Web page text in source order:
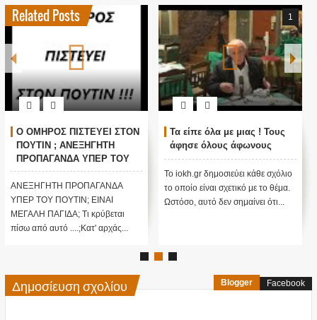
Related Posts
Ο ΟΜΗΡΟΣ ΠΙΣΤΕΥΕΙ ΣΤΟΝ
ΠΟΥΤΙΝ ; ΑΝΕΞΗΓΗΤΗ
ΠΡΟΠΑΓΑΝΔΑ ΥΠΕΡ ΤΟΥ
ΠΟΥΤΙΝ;
ΑΝΕΞΗΓΗΤΗ ΠΡΟΠΑΓΑΝΔΑ
ΥΠΕΡ ΤΟΥ ΠΟΥΤΙΝ; ΕΙΝΑΙ
ΜΕΓΑΛΗ ΠΑΓΙΔΑ; Τι κρύβεται
πίσω από αυτό ....;Κατ' αρχάς...
1
Τα είπε όλα με μιας ! Τους
άφησε όλους άφωνους
Το iokh.gr δημοσιεύει κάθε σχόλιο
το οποίο είναι σχετικό με το θέμα.
Ωστόσο, αυτό δεν σημαίνει ότι...
Δημοσίευση σχολίου Blogger Facebook